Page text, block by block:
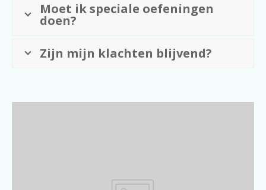
Moet ik speciale oefeningen
doen?
Zijn mijn klachten blijvend?